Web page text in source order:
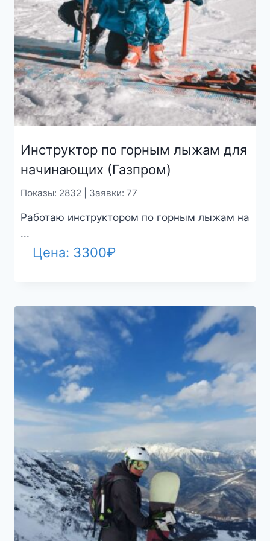
Инструктор по горным лыжам для
начинающих (Газпром)
Показы: 2832 | Заявки: 77
Работаю инструктором по горным лыжам на
...
Цена: 3300₽